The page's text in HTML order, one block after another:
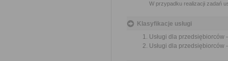
W przypadku realizacji zadań
Klasyfikacje usługi
Usługi dla przedsiębiorców
Usługi dla